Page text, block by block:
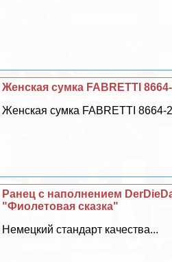
Женская сумка FABRETTI
Женская сумка FABRETTI 8664-
Ранец с наполнением
"Фиолетовая сказка"
Немецкий стандарт качества...